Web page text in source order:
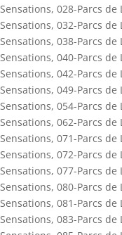
Sensations, 028-Parcs de
Sensations, 032-Parcs de
Sensations, 038-Parcs de
Sensations, 040-Parcs de
Sensations, 042-Parcs de
Sensations, 049-Parcs de
Sensations, 054-Parcs de
Sensations, 062-Parcs de
Sensations, 071-Parcs de
Sensations, 072-Parcs de
Sensations, 077-Parcs de
Sensations, 080-Parcs de
Sensations, 081-Parcs de
Sensations, 083-Parcs de